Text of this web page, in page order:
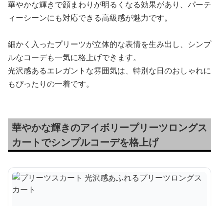
華やかな輝きで顔まわりが明るくなる効果があり、パーテ
ィーシーンにも対応できる高級感が魅力です。
細かく入ったプリーツが立体的な表情を生み出し、シンプ
ルなコーデも一気に格上げできます。
光沢感あるエレガントな雰囲気は、特別な日のおしゃれに
もぴったりの一着です。
華やかな輝きのアイボリープリーツロングス
カートでシンプルコーデを格上げ